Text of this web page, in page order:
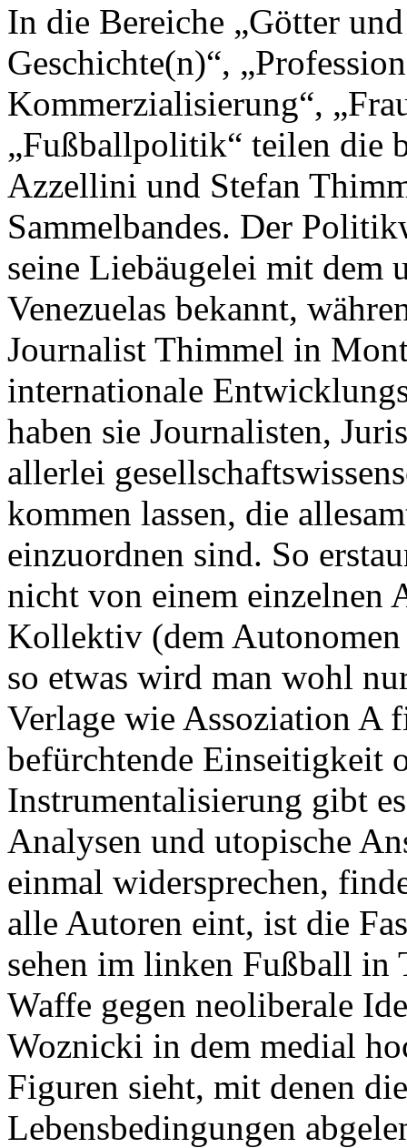
In die Bereiche „Götter
Geschichte(n)“,
Kommerzialisierung“,
„Fußballpolitik“ teilen die
Azzellini und Stefan
Sammelbandes. Der
seine Liebäugelei mit dem
Venezuelas bekannt,
Journalist Thimmel in
internationale
haben sie Journalisten,
allerlei
kommen lassen, die
einzuordnen sind. So
nicht von einem einzelnen
Kollektiv (dem
so etwas wird man wohl
Verlage wie Assoziation A
befürchtende Einseitigkeit
Instrumentalisierung gibt
Analysen und utopische
einmal widersprechen,
alle Autoren eint, ist die
sehen im linken Fußball in
Waffe gegen neoliberale
Woznicki in dem medial
Figuren sieht, mit denen
Lebensbedingungen